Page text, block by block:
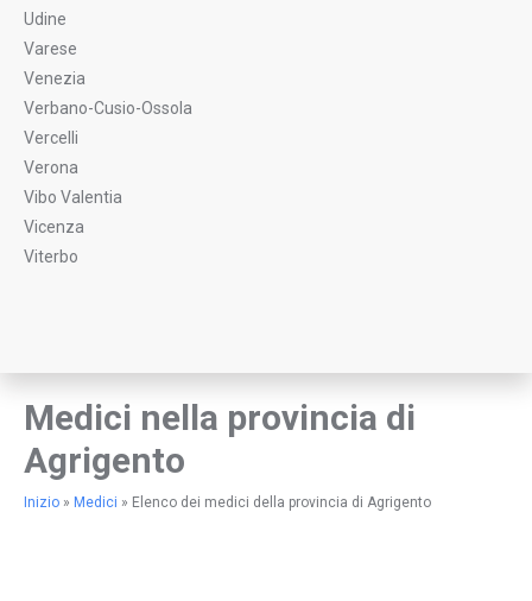
Udine
Varese
Venezia
Verbano-Cusio-Ossola
Vercelli
Verona
Vibo Valentia
Vicenza
Viterbo
Medici nella provincia di
Agrigento
Inizio » Medici » Elenco dei medici della provincia di Agrigento